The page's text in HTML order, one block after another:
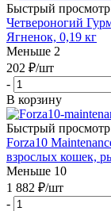
Быстрый просмотр
Четвероногий
Ягненок, 0,19 кг
Меньше 2
202 ₽/шт
-
В корзину
Быстрый просмотр
Forza10
взрослых кошек,
Меньше 10
1 882 ₽/шт
-